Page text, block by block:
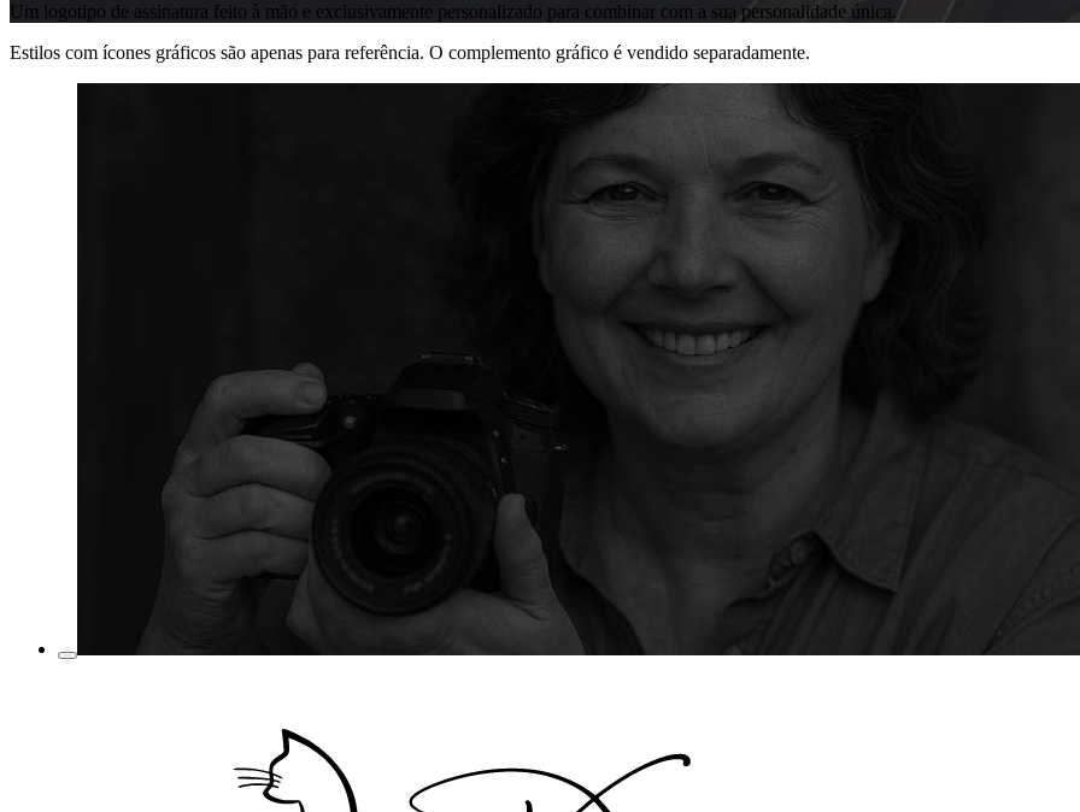
Um logotipo de assinatura feito à mão e exclusivamente personalizado para combinar com a sua personalidade única.
Estilos com ícones gráficos são apenas para referência. O complemento gráfico é vendido separadamente.